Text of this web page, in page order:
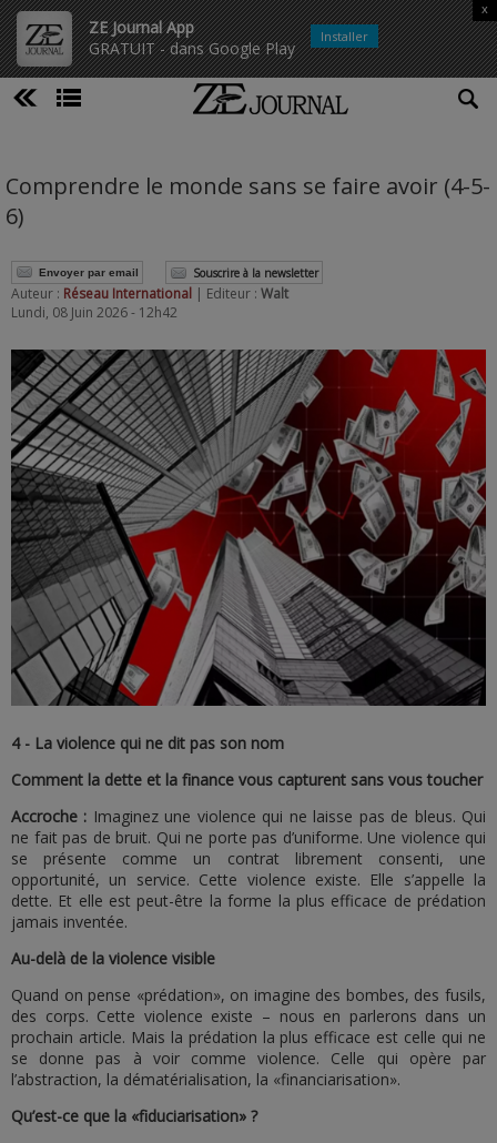
ZE Journal App
GRATUIT - dans Google Play
x
Installer
Comprendre le monde sans se faire avoir (4-5-
6)
Envoyer par email Souscrire à la newsletter
Auteur : Réseau International | Editeur : Walt
Lundi, 08 Juin 2026 - 12h42
4 - La violence qui ne dit pas son nom
Comment la dette et la finance vous capturent sans vous toucher
Accroche : Imaginez une violence qui ne laisse pas de bleus. Qui
ne fait pas de bruit. Qui ne porte pas d’uniforme. Une violence qui
se présente comme un contrat librement consenti, une
opportunité, un service. Cette violence existe. Elle s’appelle la
dette. Et elle est peut-être la forme la plus efficace de prédation
jamais inventée.
Au-delà de la violence visible
Quand on pense «prédation», on imagine des bombes, des fusils,
des corps. Cette violence existe – nous en parlerons dans un
prochain article. Mais la prédation la plus efficace est celle qui ne
se donne pas à voir comme violence. Celle qui opère par
l’abstraction, la dématérialisation, la «financiarisation».
Qu’est-ce que la «fiduciarisation» ?